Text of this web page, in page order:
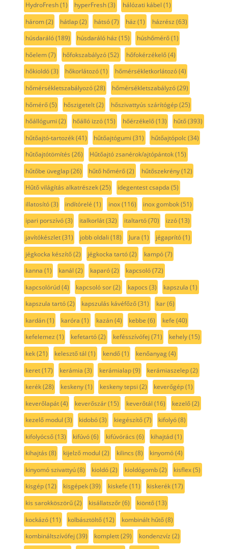
HydroFresh(1) hyperFresh(3) hálózati kábel (1)
három(2) hátlap(2) hátsó(7) ház (1) házrész (63)
húsdaráló(189) húsdaráló ház (15) húshőmérő(1)
hőelem(7) hőfokszabályzó(52) hőfokérzékelő(4)
hőkioldó(3) hőkorlátozó(1) hőmérsékletkorlátozó(4)
hőmérsékletszabályozó(28) hőmérsékletszabályzó(29)
hőmérő(5) hőszigetelt(2) hőszivattyús szárítógép(25)
hőállógumi (2) hőálló izzó(15) hőérzékelő(13) hűtő(393)
hűtőajtó-tartozék(41) hűtőajtógumi (31) hűtőajtópolc(34)
hűtőajtótömítés (26) Hűtőajtó zsanérok/ajtópántok(15)
hűtőbe üveglap(26) hűtő hőmérő(2) hűtőszekrény(12)
Hűtő világítás alkatrészek(25) idegentest csapda (5)
illatosító(3) indítórelé (1) inox(116) inox gombok(51)
ipari porszívó(3) italkorlát(32) italtartó(70) izzó(13)
javítókészlet(31) jobb oldali (18) Jura (1) jégaprító(1)
jégkocka készítő(2) jégkocka tartó(2) kampó(7)
kanna (1) kanál (2) kaparó(2) kapcsoló(72)
kapcsolórúd(4) kapcsoló sor(2) kapocs (3) kapszula (1)
kapszula tartó(2) kapszulás kávéfőző(31) kar(6)
kardán(1) karóra (1) kazán(4) kebbe (6) kefe (40)
kefelemez (1) kefetartó(2) kefésszívófej (71) kehely(15)
kek(21) kelesztő tál (1) kendő(1) kenőanyag(4)
keret(17) kerámia (3) kerámialap(9) kerámiaszelep(2)
kerék(28) keskeny(1) keskeny tepsi (2) keverőgép(1)
keverőlapát(4) keverőszár(15) keverőtál (16) kezelő(2)
kezelő modul (3) kidobó(3) kiegészítő(7) kifolyó(8)
kifolyócső(13) kifúvó(6) kifúvórács (6) kihajtád(1)
kihajtás (8) kijelző modul (2) kilincs (8) kinyomó(4)
kinyomó szivattyú(8) kioldó(2) kioldógomb(2) kisflex(5)
kisgép(12) kisgépek(39) kiskefe (11) kiskerék(17)
kis sarokköszörű(2) kisállatszőr(6) kiöntő(13)
kockázó(11) kolbásztöltő(12) kombinált hűtő(8)
kombináltszívófej (39) komplett(29) kondenzvíz (2)